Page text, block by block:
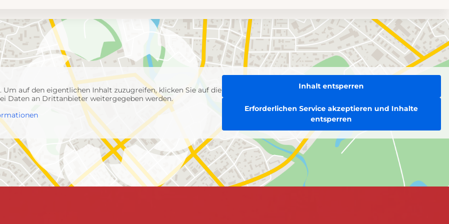
. Um auf den eigentlichen Inhalt zuzugreifen, klicken Sie auf die
Daten an Drittanbieter weitergegeben werden.
Inhalt entsperren
Erforderlichen Service akzeptieren und Inhalte
entsperren